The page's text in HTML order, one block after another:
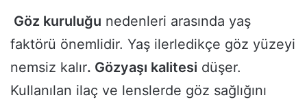
Göz kuruluğu nedenleri arasında yaş
faktörü önemlidir. Yaş ilerledikçe göz yüzeyi
nemsiz kalır. Gözyaşı kalitesi düşer.
Kullanılan ilaç ve lenslerde göz sağlığını